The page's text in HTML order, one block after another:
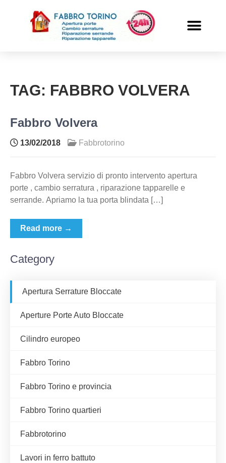
TAG: FABBRO VOLVERA
Fabbro Volvera
13/02/2018 Fabbrotorino
Fabbro Volvera servizio di pronto intervento apertura
porte , cambio serratura , riparazione tapparelle e
serrande. Apriamo la tua porta blindata […]
Read more →
Category
Apertura Serrature Bloccate
Aperture Porte Auto Bloccate
Cilindro europeo
Fabbro Torino
Fabbro Torino e provincia
Fabbro Torino quartieri
Fabbrotorino
Lavori in ferro battuto